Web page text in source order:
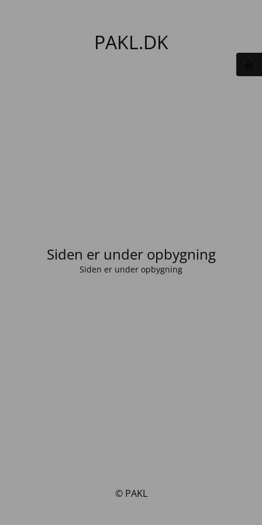
PAKL.DK
Siden er under opbygning
Siden er under opbygning
© PAKL